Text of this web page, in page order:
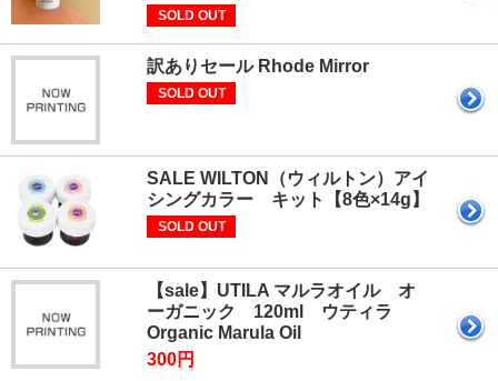
SOLD OUT
訳ありセール Rhode Mirror
SOLD OUT
SALE WILTON（ウィルトン）アイ
シングカラー キット【8色×14g】
SOLD OUT
【sale】UTILA マルラオイル オ
ーガニック 120ml ウティラ
Organic Marula Oil
300円